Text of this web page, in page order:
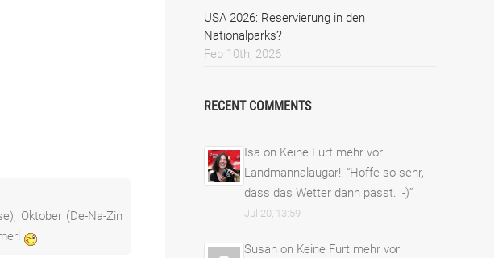
Oktober (De-Na-Zin
USA 2026: Reservierung in den
Nationalparks?
Feb 10th, 2026
RECENT COMMENTS
Isa on Keine Furt mehr vor
Landmannalaugar!: “Hoffe so sehr,
dass das Wetter dann passt. :-)”
Jul 20, 13:59
Susan on Keine Furt mehr vor